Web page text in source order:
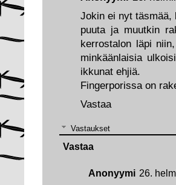
Jokin ei nyt täsmää,
puuta ja muutkin
kerrostalon läpi
minkäänlaisia
ikkunat ehjiä.
Fingerporissa on
Vastaa
Vastaukset
Anonyymi 26.
Vastaa